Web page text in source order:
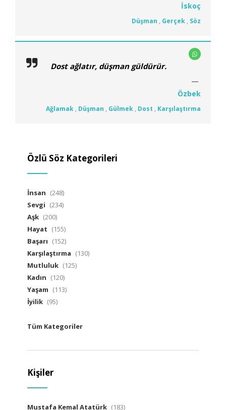
İskoç
Düşman , Gerçek , Söz
Dost ağlatır, düşman güldürür.
Özbek
Ağlamak , Düşman , Gülmek , Dost , Karşılaştırma
Özlü Söz Kategorileri
İnsan (248)
Sevgi (234)
Aşk (200)
Hayat (155)
Başarı (152)
Karşılaştırma (130)
Mutluluk (125)
Kadın (120)
Yaşam (113)
İyilik (95)
Tüm Kategoriler
Kişiler
Mustafa Kemal Atatürk (183)